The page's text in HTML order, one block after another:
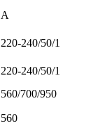
A
220-240/50/1
220-240/50/1
560/700/950
560